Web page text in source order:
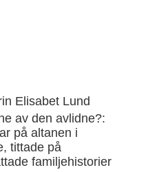
Elisabet Lund
av den avlidne?:
på altanen i
tittade på
familjehistorier